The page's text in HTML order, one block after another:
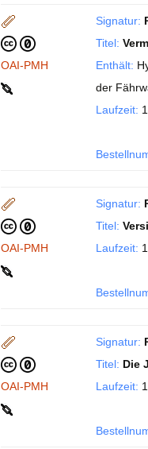
OAI-PMH
Signatur:
Titel:
Enthält:
der
Laufzeit:
OAI-PMH
Signatur:
Titel:
Laufzeit:
OAI-PMH
Signatur:
Titel: Die
Laufzeit: